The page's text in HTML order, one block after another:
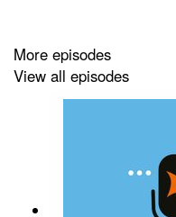
More episodes
View all episodes